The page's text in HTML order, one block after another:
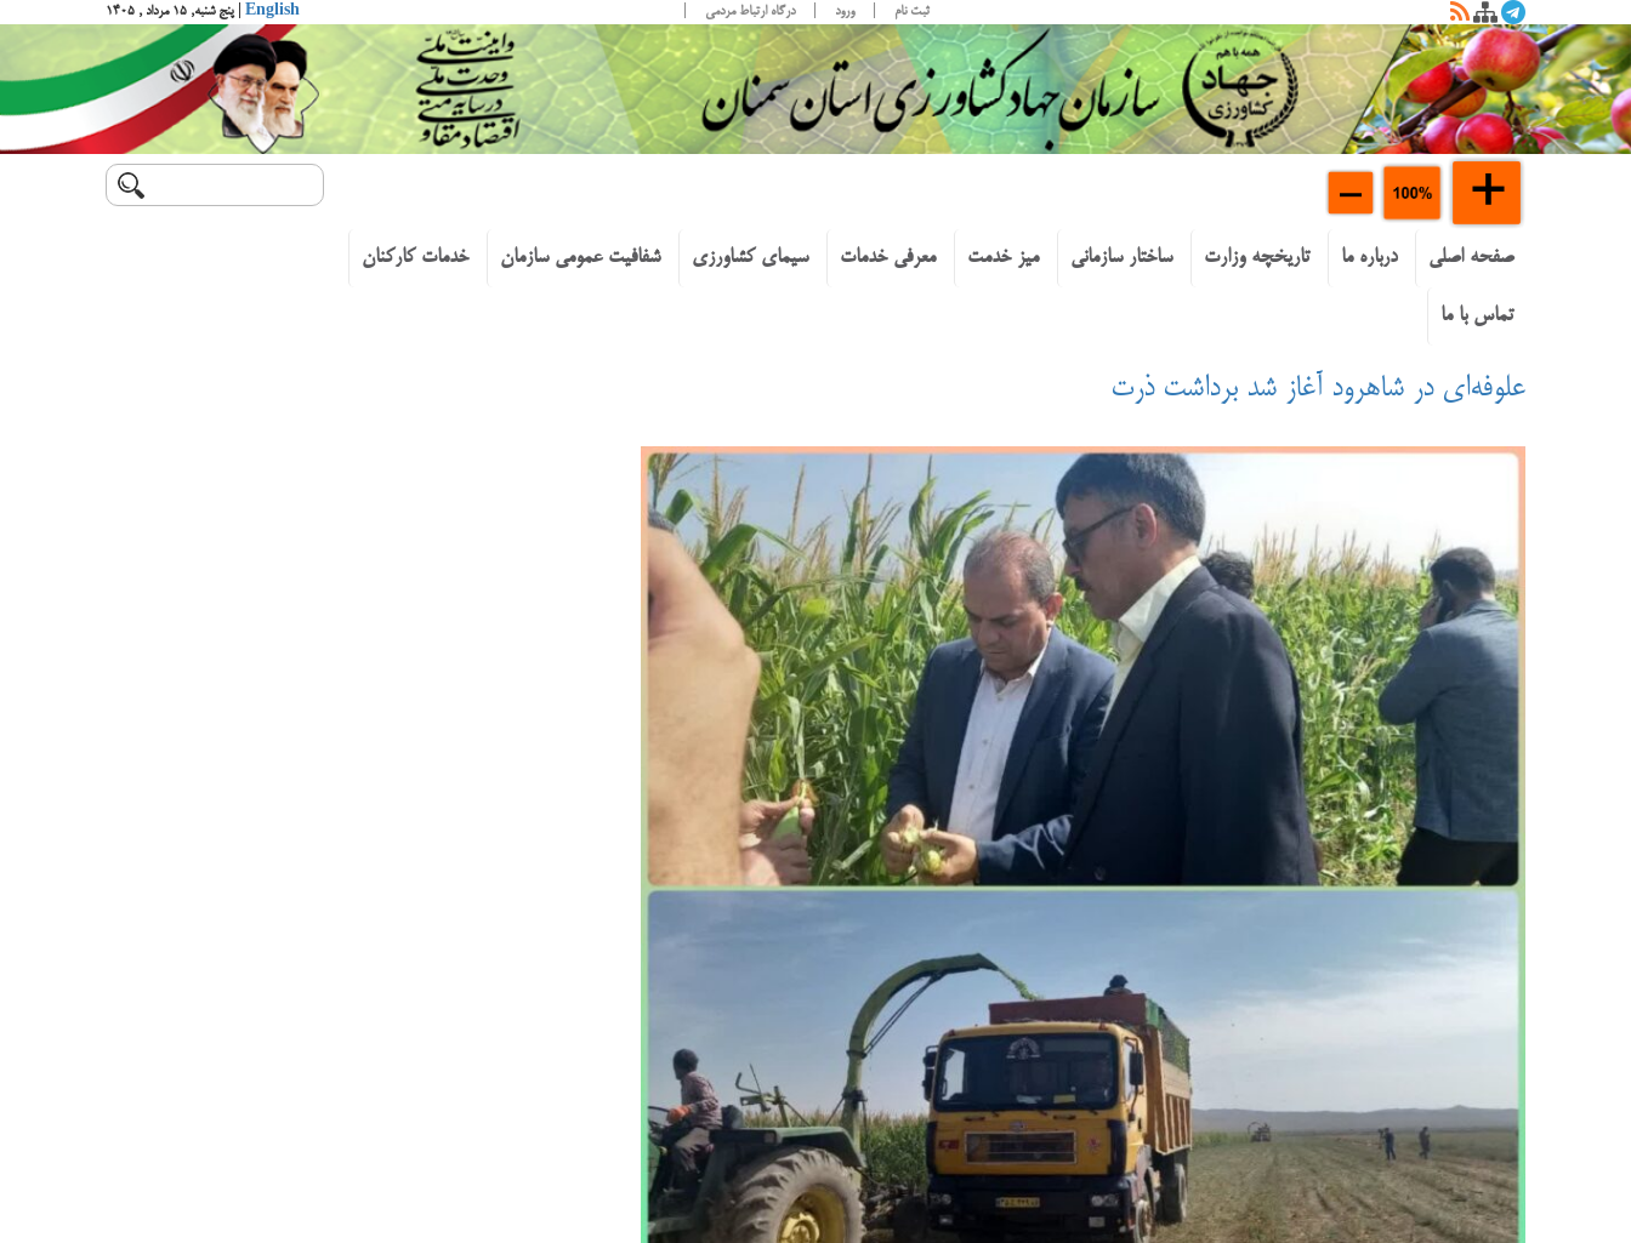
English | پنج شنبه, ۱۵ مرداد , ۱۴۰۵ ثبت نام ورود درگاه ارتباط مردمی
صفحه اصلی درباره ما تاریخچه وزارت ساختار سازمانی میز خدمت معرفی خدمات سیمای کشاورزی شفافیت عمومی سازمان خدمات کارکنان
تماس با ما
علوفه‌ای در شاهرود آغاز شد برداشت ذرت